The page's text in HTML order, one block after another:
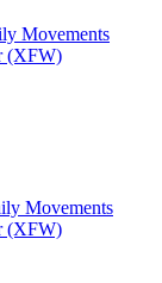
Movements
(XFW)
Movements
(XFW)